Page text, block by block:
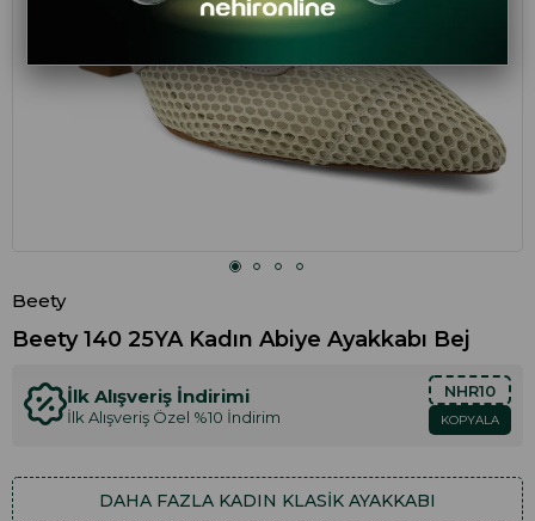
Beety
Beety 140 25YA Kadın Abiye Ayakkabı Bej
İlk Alışveriş İndirimi
İlk Alışveriş Özel %10 İndirim
NHR10
KOPYALA
DAHA FAZLA KADIN KLASIK AYAKKABI